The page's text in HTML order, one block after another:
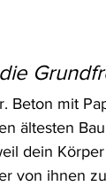
Beton mit
ältesten
dein
von ihnen